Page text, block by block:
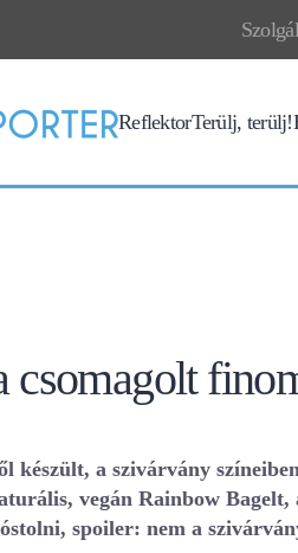
ReflektorTerülj, terülj!
csomagolt
készült, a szivárvány
vegán Rainbow
spoiler: nem a